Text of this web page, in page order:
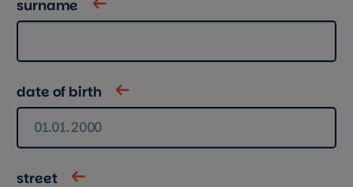
surname
date of birth
street